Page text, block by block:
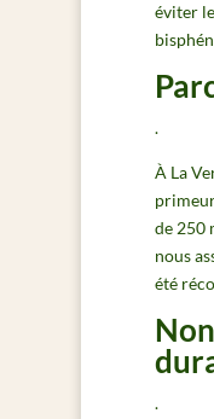
éviter
.
À La
de 250
nous
été
.